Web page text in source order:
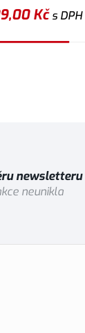
Kčs DPH
newsletteru
neunikla